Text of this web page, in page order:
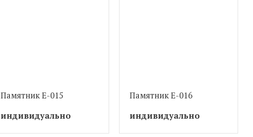
Памятник Е-015
индивидуально
Памятник Е-016
индивидуально